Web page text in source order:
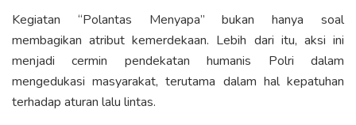
Kegiatan “Polantas Menyapa” bukan hanya soal
membagikan atribut kemerdekaan. Lebih dari itu, aksi ini
menjadi cermin pendekatan humanis Polri dalam
mengedukasi masyarakat, terutama dalam hal kepatuhan
terhadap aturan lalu lintas.